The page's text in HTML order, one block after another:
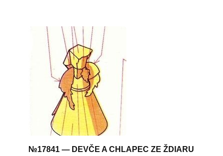
№17841 — DEVČE A CHLAPEC ZE ŽDIARU